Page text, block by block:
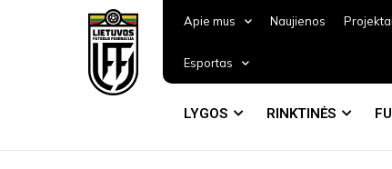
Apie mus Naujienos Projektai
Esportas
LYGOS RINKTINĖS